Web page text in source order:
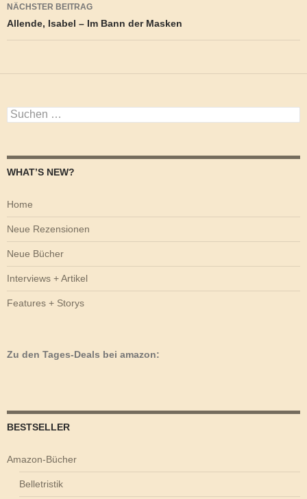
NÄCHSTER BEITRAG
Allende, Isabel – Im Bann der Masken
Suchen
nach:
WHAT’S NEW?
Home
Neue Rezensionen
Neue Bücher
Interviews + Artikel
Features + Storys
Zu den Tages-Deals bei amazon:
BESTSELLER
Amazon-Bücher
Belletristik